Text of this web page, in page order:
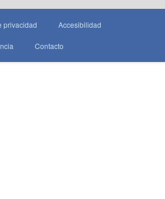
privacidad Accesibilidad
Contacto